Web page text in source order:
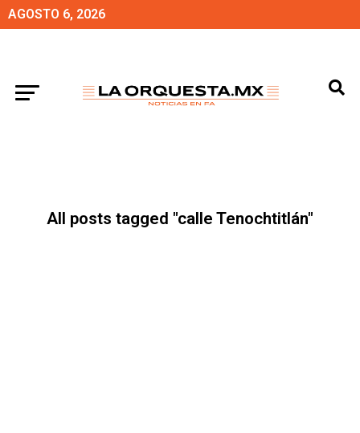
AGOSTO 6, 2026
All posts tagged "calle Tenochtitlán"